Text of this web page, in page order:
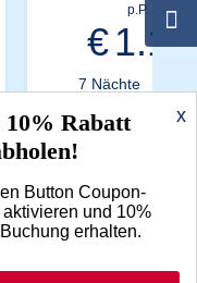
x
10% Rabatt
Button Coupon-
und 10%
erhalten.
p.P. ab
€
7 Nächte
Zum
können
und
anpassen.